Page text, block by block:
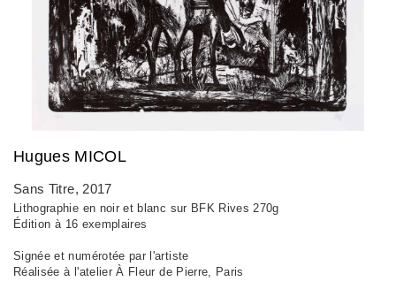
Hugues MICOL
Sans Titre, 2017
Lithographie en noir et blanc sur BFK Rives 270g
Édition à 16 exemplaires
Signée et numérotée par l'artiste
Réalisée à l'atelier À Fleur de Pierre, Paris